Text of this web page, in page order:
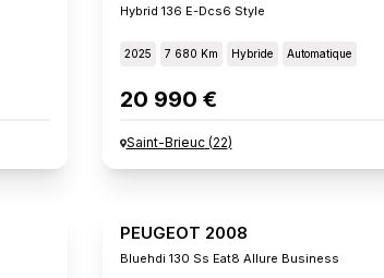
Hybrid 136 E-Dcs6 Style
2025 7 680 Km Hybride Automatique
20 990 €
Saint-Brieuc(22)
PEUGEOT 2008
Bluehdi 130 Ss Eat8 Allure Business